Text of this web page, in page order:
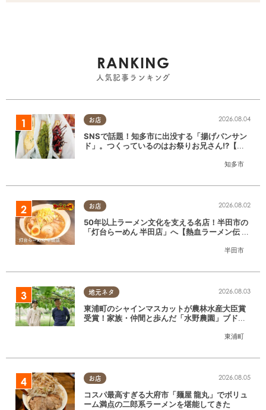
RANKING
人気記事ランキング
お店
知多市
2026.08.04
SNSで話題！知多市に出没する「揚げパンサン
ド」。つくっているのはお祭りお兄さん!?【ち
お店
半田市
2026.08.02
50年以上ラーメン文化を支える名店！半田市の
「灯台らーめん 半田店」へ【熱血ラーメン伝 8
地元ネタ
東浦町
2026.08.03
東浦町のシャインマスカットが農林水産大臣賞
受賞！家族・仲間と歩んだ「水野農園」ブドウ
お店 2026.08.05
コスパ最高すぎる大府市「麺屋 龍丸」でボリュ
ーム満点の二郎系ラーメンを堪能してきた